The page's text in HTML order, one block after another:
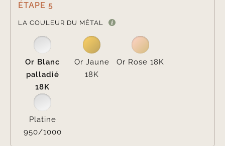
ÉTAPE 5
LA COULEUR DU MÉTAL
Or Blanc
palladié
18K
Or Jaune
18K
Or Rose 18K
Platine
950/1000